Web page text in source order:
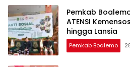
Pemkab
ATENSI
hingga Lansia
Pemkab Boalemo